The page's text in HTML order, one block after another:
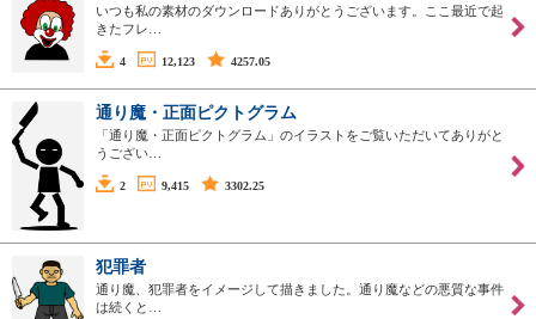
いつも私の素材のダウンロードありがとうございます。ここ最近で起
きたフレ…
4 12,123 4257.05
通り魔・正面ピクトグラム
「通り魔・正面ピクトグラム」のイラストをご覧いただいてありがと
うござい…
2 9,415 3302.25
犯罪者
通り魔、犯罪者をイメージして描きました。通り魔などの悪質な事件
は続くと…